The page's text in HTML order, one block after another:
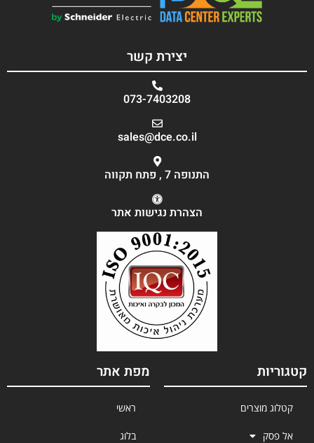
יצירת קשר
073-7403208
sales@dce.co.il
התנופה 7 , פתח תקווה
הצהרת נגישות אתר
קטגוריות
קטלוג מוצרים
אל פסק
מפת אתר
ראשי
בלוג